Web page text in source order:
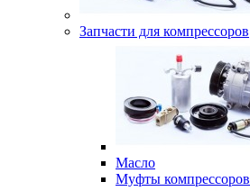
Запчасти для компрессоров
Масло
Муфты компрессоров